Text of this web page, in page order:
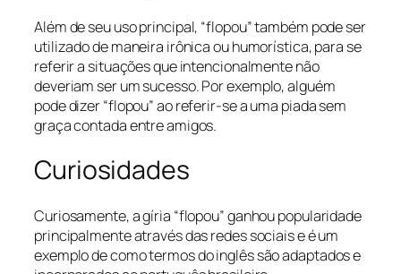
Além de seu uso principal, “flopou” também pode ser
utilizado de maneira irônica ou humorística, para se
referir a situações que intencionalmente não
deveriam ser um sucesso. Por exemplo, alguém
pode dizer “flopou” ao referir-se a uma piada sem
graça contada entre amigos.
Curiosidades
Curiosamente, a gíria “flopou” ganhou popularidade
principalmente através das redes sociais e é um
exemplo de como termos do inglês são adaptados e